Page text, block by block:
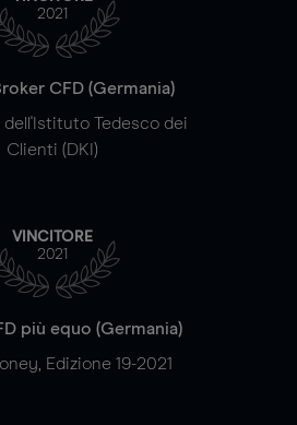
2021
CFD (Germania)
dell'Istituto Tedesco dei
Clienti (DKI)
VINCITORE
2021
più equo (Germania)
Edizione 19-2021